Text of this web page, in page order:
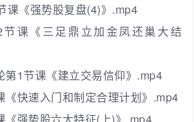
课《强势股复盘(4)》.mp4
课《三足鼎立加金凤还巢大结
第1节课《建立交易信仰》.mp4
《快速入门和制定合理计划》.mp4
《强势股六大特征(上)》.mp4